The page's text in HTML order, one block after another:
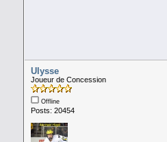
Ulysse
Joueur de Concession
Offline
Posts: 20454